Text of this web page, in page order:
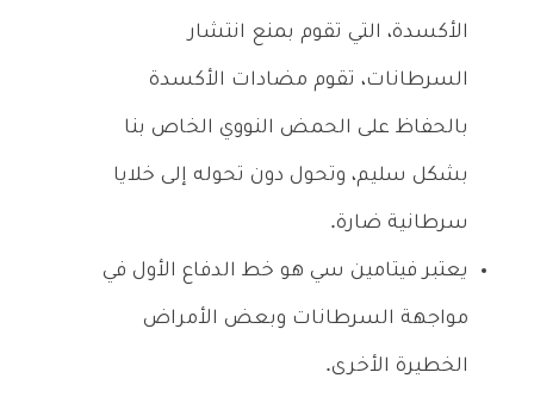
الأكسدة، التي تقوم بمنع انتشار
السرطانات، تقوم مضادات الأكسدة
بالحفاظ على الحمض النووي الخاص بنا
بشكل سليم، وتحول دون تحوله إلى خلايا
سرطانية ضارة.
يعتبر فيتامين سي هو خط الدفاع الأول في
مواجهة السرطانات وبعض الأمراض
الخطيرة الأخرى.